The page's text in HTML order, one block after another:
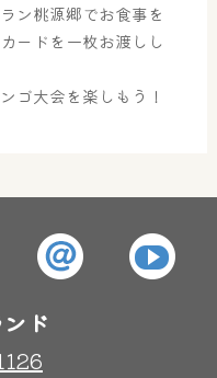
ン桃源郷でお食事を
ードを一枚お渡しし
ゴ大会を楽しもう！
ド